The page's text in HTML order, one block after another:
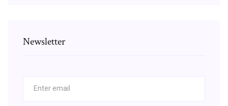
Newsletter